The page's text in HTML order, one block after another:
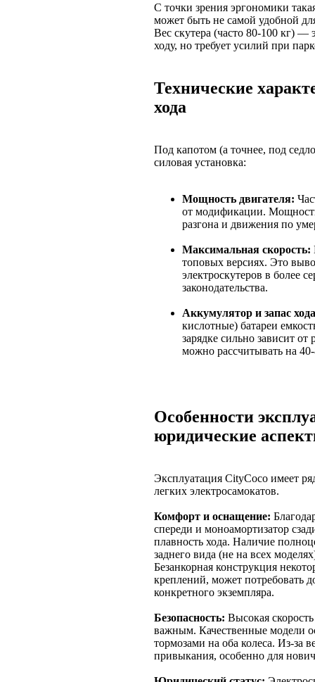
С точки зрения эргономики
может быть не самой удобной
Вес скутера (часто 80-100 кг) —
ходу, но требует усилий при
Технические
хода
Под капотом (а точнее, под
силовая установка:
Мощность двигателя:
от модификации.
разгона и движения по
Максимальная скорость:
топовых версиях. Это
электроскутеров в более
законодательства.
Аккумулятор и запас
кислотные) батареи
зарядке сильно зависит
можно рассчитывать на
Особенности
юридические
Эксплуатация CityCoco имеет
легких электросамокатов.
Комфорт и оснащение:
спереди и моноамортизатор
плавность хода. Наличие
заднего вида (не на всех
Безанкорная конструкция
креплений, может потребовать
конкретного экземпляра.
Безопасность: Высокая
важным. Качественные модели
тормозами на оба колеса. Из-за
привыкания, особенно для